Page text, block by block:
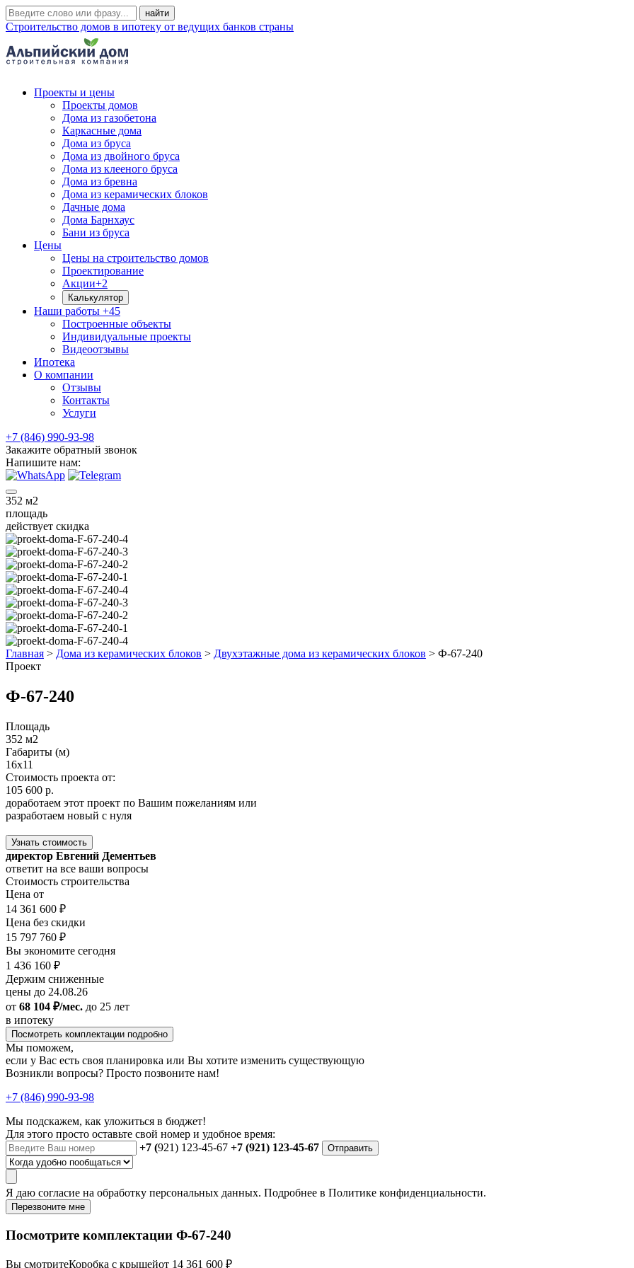
Строительство домов в ипотеку от ведущих банков страны
Проекты и цены
Проекты домов
Дома из газобетона
Каркасные дома
Дома из бруса
Дома из двойного бруса
Дома из клееного бруса
Дома из бревна
Дома из керамических блоков
Дачные дома
Дома Барнхаус
Бани из бруса
Цены
Цены на строительство домов
Проектирование
Акции+2
Калькулятор
Наши работы +45
Построенные объекты
Индивидуальные проекты
Видеоотзывы
Ипотека
О компании
Отзывы
Контакты
Услуги
+7 (846) 990-93-98
Закажите обратный звонок
Напишите нам:
352 м2
площадь
действует скидка
Главная > Дома из керамических блоков > Двухэтажные дома из керамических блоков > Ф-67-240
Проект
Ф-67-240
Площадь
352 м2
Габариты (м)
16x11
Стоимость проекта от:
105 600 р.
доработаем этот проект по Вашим пожеланиям или
разработаем новый с нуля
Узнать стоимость
директор Евгений Дементьев
ответит на все ваши вопросы
Стоимость строительства
Цена от
14 361 600 ₽
Цена без скидки
15 797 760 ₽
Вы экономите сегодня
1 436 160 ₽
Держим сниженные
цены до 24.08.26
от 68 104 ₽/мес. до 25 лет
в ипотеку
Посмотреть комплектации подробно
Мы поможем,
если у Вас есть своя планировка или Вы хотите изменить существующую
Возникли вопросы? Просто позвоните нам!
+7 (846) 990-93-98
Мы подскажем, как уложиться в бюджет!
Для этого просто оставьте свой номер и удобное время:
+7 (921) 123-45-67 +7 (921) 123-45-67 Отправить
Я даю согласие на обработку персональных данных. Подробнее в Политике конфиденциальности.
Перезвоните мне
Посмотрите комплектации Ф-67-240
Вы смотритеКоробка с крышейот 14 361 600 ₽